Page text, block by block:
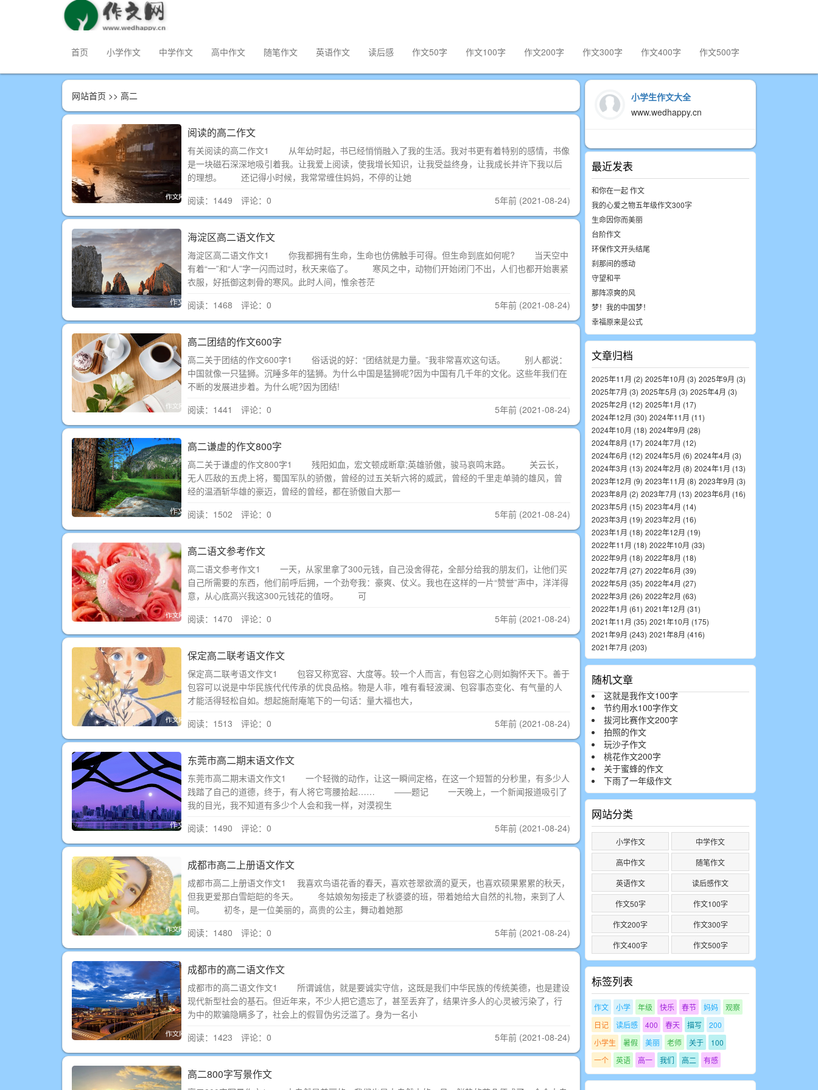
首页 小学作文 中学作文 高中作文 随笔作文 英语作文 读后感 作文50字 作文100字 作文200字 作文300字 作文400字 作文500字
网站首页 >> 高二
阅读的高二作文
有关阅读的高二作文1 从年幼时起，书已经悄悄融入了我的生活。我对书更有着特别的感情，书像
是一块磁石深深地吸引着我。让我爱上阅读，使我增长知识，让我受益终身，让我成长并许下我以后
的理想。 还记得小时候，我常常缠住妈妈，不停的让她
阅读：1449 评论：0
5年前 (2021-08-24)
海淀区高二语文作文
海淀区高二语文作文1 你我都拥有生命，生命也仿佛触手可得。但生命到底如何呢? 当天空中
有着“一”和“人”字一闪而过时，秋天来临了。 寒风之中，动物们开始闭门不出，人们也都开始裹紧
衣服，好抵御这刺骨的寒风。此时人间，惟余苍茫
阅读：1468 评论：0
5年前 (2021-08-24)
高二团结的作文600字
高二关于团结的作文600字1 俗话说的好：“团结就是力量。”我非常喜欢这句话。 别人都说：
中国就像一只猛狮。沉睡多年的猛狮。为什么中国是猛狮呢?因为中国有几千年的文化。这些年我们在
不断的发展进步着。为什么呢?因为团结!
阅读：1441 评论：0
5年前 (2021-08-24)
高二谦虚的作文800字
高二关于谦虚的作文800字1 残阳如血，宏文顿成断章;英雄骄傲，骏马哀鸣末路。 关云长，
无人匹敌的五虎上将，蜀国军队的骄傲，曾经的过五关斩六将的威武，曾经的千里走单骑的雄风，曾
经的温酒斩华雄的豪迈，曾经的曾经，都在骄傲自大那一
阅读：1502 评论：0
5年前 (2021-08-24)
高二语文参考作文
高二语文参考作文1 一天，从家里拿了300元钱，自己没舍得花，全部分给我的朋友们，让他们买
自己所需要的东西，他们前呼后拥，一个劲夸我：豪爽、仗义。我也在这样的一片“赞誉”声中，洋洋得
意，从心底高兴我这300元钱花的值呀。 可
阅读：1470 评论：0
5年前 (2021-08-24)
保定高二联考语文作文
保定高二联考语文作文1 包容又称宽容、大度等。较一个人而言，有包容之心则如胸怀天下。善于
包容可以说是中华民族代代传承的优良品格。物是人非，唯有看轻波澜、包容事态变化、有气量的人
才能活得轻松自如。想起施耐庵笔下的一句话：量大福也大，
阅读：1513 评论：0
5年前 (2021-08-24)
东莞市高二期末语文作文
东莞市高二期末语文作文1 一个轻微的动作，让这一瞬间定格，在这一个短暂的分秒里，有多少人
践踏了自己的道德，终于，有人将它弯腰拾起…… ――题记 一天晚上，一个新闻报道吸引了
我的目光，我不知道有多少个人会和我一样，对漠视生
阅读：1490 评论：0
5年前 (2021-08-24)
成都市高二上册语文作文
成都市高二上册语文作文1 我喜欢鸟语花香的春天，喜欢苍翠欲滴的夏天，也喜欢硕果累累的秋天，
但我更爱那白雪皑皑的冬天。 冬姑娘匆匆接走了秋婆婆的班，带着她给大自然的礼物，来到了人
间。 初冬，是一位美丽的，高贵的公主，舞动着她那
阅读：1480 评论：0
5年前 (2021-08-24)
成都市的高二语文作文
成都市的高二语文作文1 所谓诚信，就是要诚实守信，这既是我们中华民族的传统美德，也是建设
现代新型社会的基石。但近年来，不少人把它遗忘了，甚至丢弃了，结果许多人的心灵被污染了，行
为中的欺骗隐瞒多了，社会上的假冒伪劣泛滥了。身为一名小
阅读：1423 评论：0
5年前 (2021-08-24)
高二800字写景作文
小学生作文大全
www.wedhappy.cn
最近发表
和你在一起 作文
我的心爱之物五年级作文300字
生命因你而美丽
台阶作文
环保作文开头结尾
刹那间的感动
守望和平
那阵凉爽的风
梦！我的中国梦！
幸福原来是公式
文章归档
2025年11月 (2) 2025年10月 (3) 2025年9月 (3)
2025年7月 (3) 2025年5月 (3) 2025年4月 (3)
2025年2月 (12) 2025年1月 (17)
2024年12月 (30) 2024年11月 (11)
2024年10月 (18) 2024年9月 (28)
2024年8月 (17) 2024年7月 (12)
2024年6月 (12) 2024年5月 (6) 2024年4月 (3)
2024年3月 (13) 2024年2月 (8) 2024年1月 (13)
2023年12月 (9) 2023年11月 (8) 2023年9月 (3)
2023年8月 (2) 2023年7月 (13) 2023年6月 (16)
2023年5月 (15) 2023年4月 (14)
2023年3月 (19) 2023年2月 (16)
2023年1月 (18) 2022年12月 (19)
2022年11月 (18) 2022年10月 (33)
2022年9月 (18) 2022年8月 (18)
2022年7月 (27) 2022年6月 (39)
2022年5月 (35) 2022年4月 (27)
2022年3月 (26) 2022年2月 (63)
2022年1月 (61) 2021年12月 (31)
2021年11月 (35) 2021年10月 (175)
2021年9月 (243) 2021年8月 (416)
2021年7月 (203)
随机文章
这就是我作文100字
节约用水100字作文
拔河比赛作文200字
拍照的作文
玩沙子作文
桃花作文200字
关于蜜蜂的作文
下雨了一年级作文
网站分类
小学作文
中学作文
高中作文
随笔作文
英语作文
读后感作文
作文50字
作文100字
作文200字
作文300字
作文400字
作文500字
标签列表
作文 小学 年级 快乐 春节 妈妈
观察
日记
读后感 400 春天 描写
200
小学生
暑假 美丽 老师 关于
100
一个
英语 高一 我们 高二 有感